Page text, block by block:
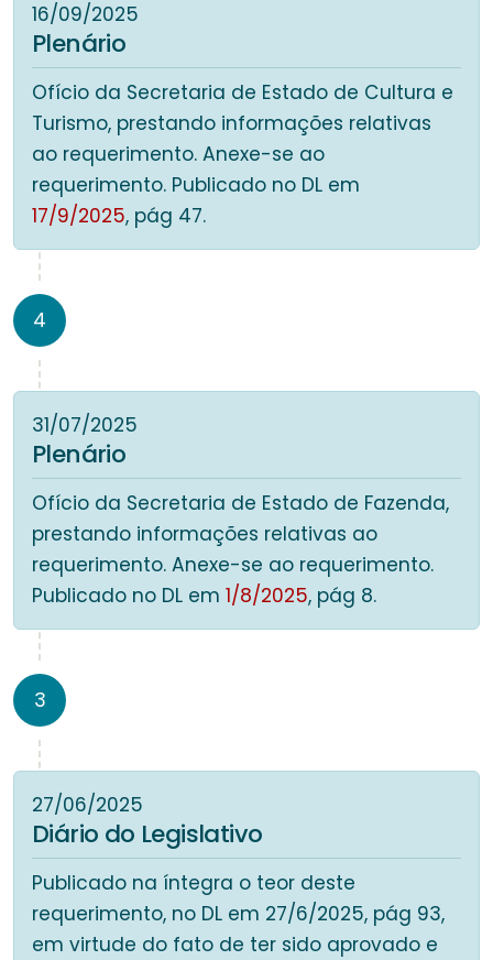
16/09/2025
Plenário
Ofício da Secretaria de Estado de Cultura e
Turismo, prestando informações relativas
ao requerimento. Anexe-se ao
requerimento. Publicado no DL em
17/9/2025, pág 47.
4
31/07/2025
Plenário
Ofício da Secretaria de Estado de Fazenda,
prestando informações relativas ao
requerimento. Anexe-se ao requerimento.
Publicado no DL em 1/8/2025, pág 8.
3
27/06/2025
Diário do Legislativo
Publicado na íntegra o teor deste
requerimento, no DL em 27/6/2025, pág 93,
em virtude do fato de ter sido aprovado e